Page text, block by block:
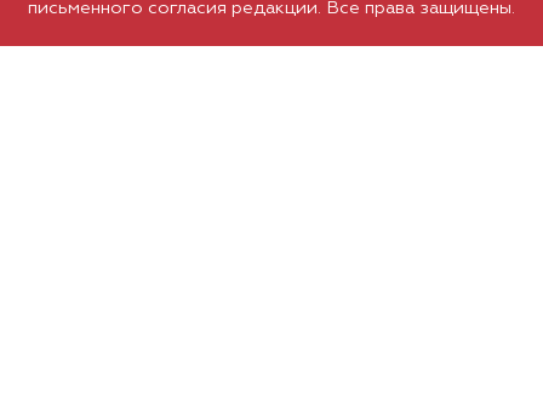
письменного согласия редакции. Все права защищены.